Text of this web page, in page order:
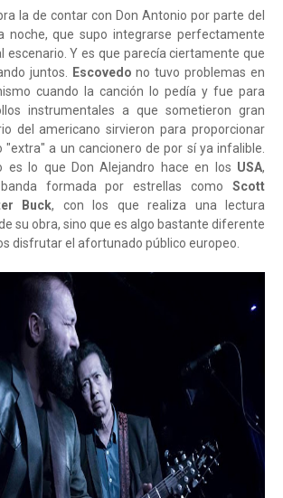
la de contar con Don Antonio por parte del
noche, que supo integrarse perfectamente
escenario. Y es que parecía ciertamente que
juntos. Escovedono tuvo problemas en
cuando la canción lo pedía y fue para
instrumentales a que sometieron gran
del americano sirvieron para proporcionar
"extra" a un cancionero de por sí ya infalible.
es lo que Don Alejandro hace en los USA,
formada por estrellas como Scott
Buck, con los que realiza una lectura
su obra, sino que es algo bastante diferente
disfrutar el afortunado público europeo.